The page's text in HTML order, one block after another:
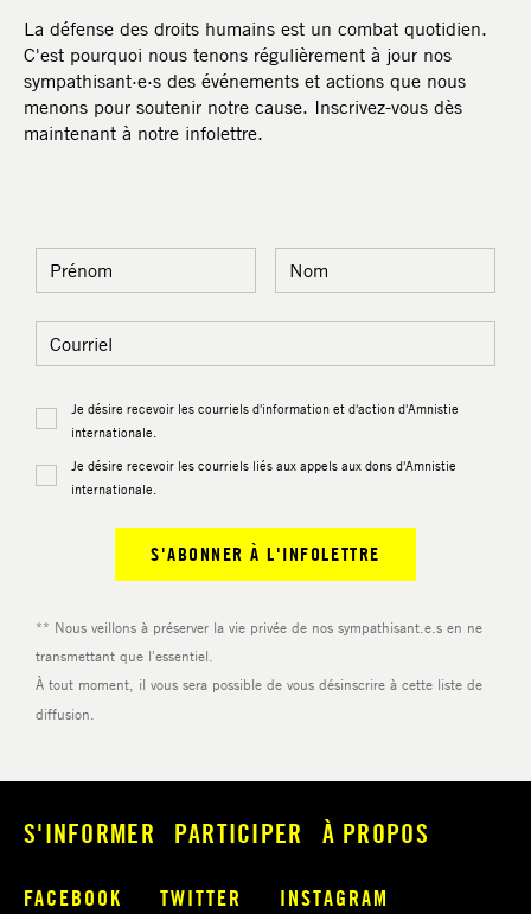
La défense des droits humains est un combat quotidien.
C'est pourquoi nous tenons régulièrement à jour nos
sympathisant·e·s des événements et actions que nous
menons pour soutenir notre cause. Inscrivez-vous dès
maintenant à notre infolettre.
S'INFORMER PARTICIPER À PROPOS
FACEBOOK TWITTER
INSTAGRAM